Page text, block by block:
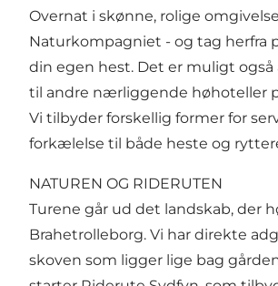
Overnat i skønne, rolige
Naturkompagniet - og tag herfra
din egen hest. Det er muligt også
til andre nærliggende høhoteller
Vi tilbyder forskellig former for
forkælelse til både heste og
NATUREN OG RIDERUTEN
Turene går ud det landskab, der
Brahetrolleborg. Vi har direkte
skoven som ligger lige bag